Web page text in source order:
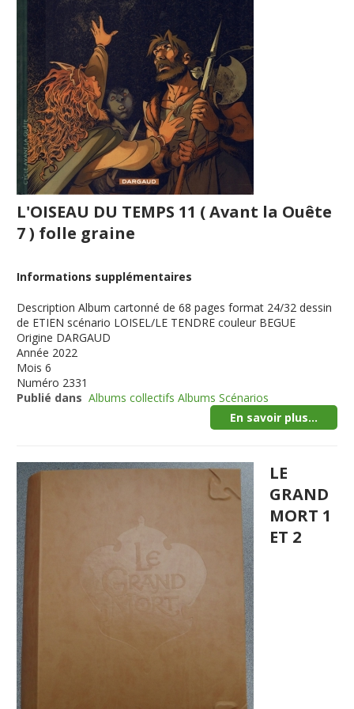
L'OISEAU DU TEMPS 11 ( Avant la Ouête
7 ) folle graine
Informations supplémentaires
Description Album cartonné de 68 pages format 24/32 dessin
de ETIEN scénario LOISEL/LE TENDRE couleur BEGUE
Origine DARGAUD
Année 2022
Mois 6
Numéro 2331
Publié dans Albums collectifs Albums Scénarios
En savoir plus...
LE
GRAND
MORT 1
ET 2